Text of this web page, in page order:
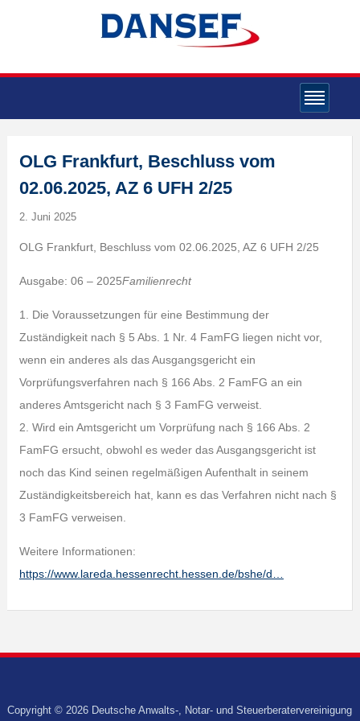
OLG Frankfurt, Beschluss vom
02.06.2025, AZ 6 UFH 2/25
2. Juni 2025
OLG Frankfurt, Beschluss vom 02.06.2025, AZ 6 UFH 2/25
Ausgabe: 06 – 2025Familienrecht
1. Die Voraussetzungen für eine Bestimmung der
Zuständigkeit nach § 5 Abs. 1 Nr. 4 FamFG liegen nicht vor,
wenn ein anderes als das Ausgangsgericht ein
Vorprüfungsverfahren nach § 166 Abs. 2 FamFG an ein
anderes Amtsgericht nach § 3 FamFG verweist.
2. Wird ein Amtsgericht um Vorprüfung nach § 166 Abs. 2
FamFG ersucht, obwohl es weder das Ausgangsgericht ist
noch das Kind seinen regelmäßigen Aufenthalt in seinem
Zuständigkeitsbereich hat, kann es das Verfahren nicht nach §
3 FamFG verweisen.
Weitere Informationen:
https://www.lareda.hessenrecht.hessen.de/bshe/d…
Copyright © 2026 Deutsche Anwalts-, Notar- und Steuerberatervereinigung